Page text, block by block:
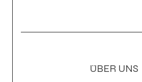
ÜBER UNS